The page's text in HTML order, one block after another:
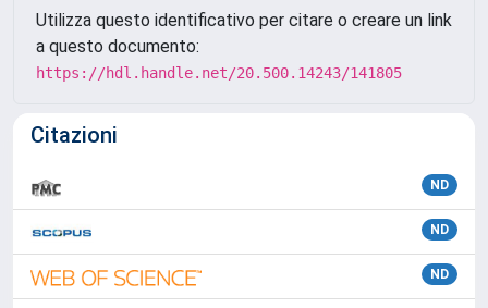
Utilizza questo identificativo per citare o creare un link
a questo documento:
https://hdl.handle.net/20.500.14243/141805
Citazioni
ND
ND
ND